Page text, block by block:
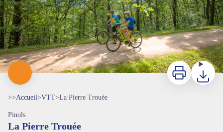
Imprimer
>>Accueil>VTT>La Pierre Trouée
Pinols
La Pierre Trouée